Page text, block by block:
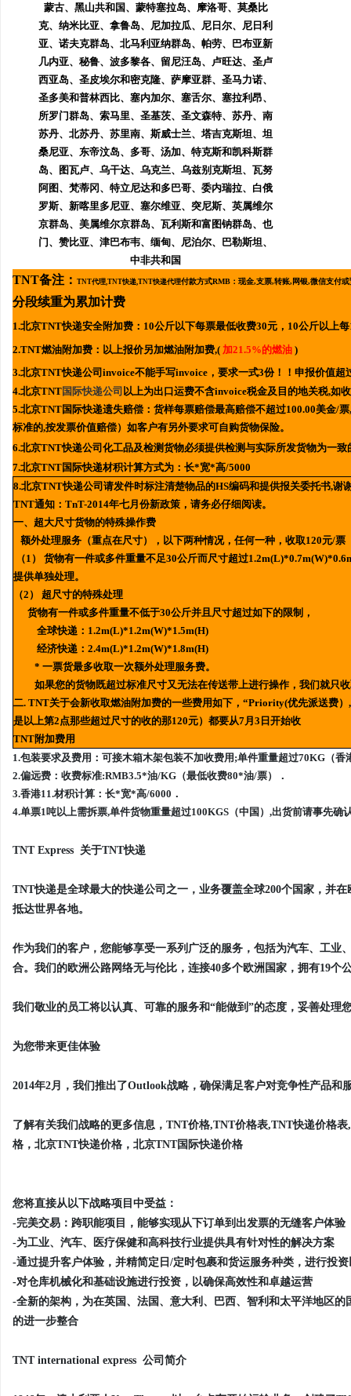
蒙古、黑山共和国、蒙特塞拉岛、摩洛哥、莫桑比
克、纳米比亚、拿鲁岛、尼加拉瓜、尼日尔、尼日利
亚、诺夫克群岛、北马利亚纳群岛、帕劳、巴布亚新
几内亚、秘鲁、波多黎各、留尼汪岛、卢旺达、圣卢
西亚岛、圣皮埃尔和密克隆、萨摩亚群、圣马力诺、
圣多美和普林西比、塞内加尔、塞舌尔、塞拉利昂、
所罗门群岛、索马里、圣基茨、圣文森特、苏丹、南
苏丹、北苏丹、苏里南、斯威士兰、塔吉克斯坦、坦
桑尼亚、东帝汶岛、多哥、汤加、特克斯和凯科斯群
岛、图瓦卢、乌干达、乌克兰、乌兹别克斯坦、瓦努
阿图、梵蒂冈、特立尼达和多巴哥、委内瑞拉、 白俄
罗斯、新喀里多尼亚、塞尔维亚、突尼斯、英属维尔
京群岛、美属维尔京群岛、瓦利斯和富图钠群岛、也
门、赞比亚、津巴布韦、缅甸、尼泊尔、巴勒斯坦、
中非共和国
TNT备注： TNT代理,TNT快递,TNT快递代理付款方式RMB： 现金,支票,转账,网银,微信支付
分段续重为累加计费
1.北京TNT快递安全附加费：10公斤以下每票最低收费30元，10公斤以上
2.TNT燃油附加费：以上报价另加燃油附加费,( 加21.5%的燃油 )
3.北京TNT快递公司invoice不能手写invoice，要求一式3份！！申报价值超
4.北京TNT国际快递公司 以上为出口运费不含invoice税金及目的地关税,如
5.北京TNT国际快递遗失赔偿：货样每票赔偿最高赔偿不超过100.00美金/
标准的,按发票价值赔偿）如客户有另外要求可自购货物保险。
6.北京TNT快递公司化工品及检测货物必须提供检测与实际所发货物为一致
7.北京TNT国际快递材积计算方式为：长*宽*高/5000
8.北京TNT快递公司请发件时标注清楚物品的HS编码和提供报关委托书,谢
TNT通知：TnT-2014年七月份新政策，请务必仔细阅读。
一、超大尺寸货物的特殊操作费
额外处理服务（重点在尺寸），以下两种情况，任何一种，收取120元/票
（1） 货物有一件或多件重量不足30公斤而尺寸超过
提供单独处理。
（2） 超尺寸的特殊处理
货物有一件或多件重量不低于30公斤并且尺寸超过如下的限制，
全球快递：1.2m(L)*1.2m(W)*1.5m(H)
经济快递：2.4m(L)*1.2m(W)*1.8m(H)
* 一票货最多收取一次额外处理服务费。
如果您的货物既超过标准尺寸又无法在传送带上进行操作，我们就只收
二. TNT关于会新收取燃油附加费的一些费用如下，“Priority(优先派送费）
是以上第2点那些超过尺寸的收的那120元）都要从7月3日开始收
TNT附加费用
1.包装要求及费用：可接木箱木架包装不加收费用;单件重量超过70KG（
2.偏远费：收费标准:RMB3.5*油/KG（最低收费80*油/票）．
3.香港11.材积计算：长*宽*高/6000．
4.单票1吨以上需拆票,单件货物重量超过100KGS（中国）,出货前请事先确
TNT Express 关于TNT快递
TNT快递是全球最大的快递公司之一，业务覆盖全球200个国家，并
抵达世界各地。
作为我们的客户，您能够享受一系列广泛的服务，包括为汽车、工业
合。我们的欧洲公路网络无与伦比，连接40多个欧洲国家，拥有19个
我们敬业的员工将以认真、可靠的服务和“能做到”的态度，妥善处理
为您带来更佳体验
2014年2月，我们推出了Outlook战略，确保满足客户对竞争性产品和
了解有关我们战略的更多信息，TNT价格,TNT价格表,TNT快递价格
格，北京TNT快递价格，北京TNT国际快递价格
您将直接从以下战略项目中受益：
-完美交易：跨职能项目，能够实现从下订单到出发票的无缝客户体验
-为工业、汽车、医疗保健和高科技行业提供具有针对性的解决方案
-通过提升客户体验，并精简定日/定时包裹和货运服务种类，进行投
-对仓库机械化和基础设施进行投资，以确保高效性和卓越运营
-全新的架构，为在英国、法国、意大利、巴西、智利和太平洋地区
的进一步整合
TNT international express 公司简介